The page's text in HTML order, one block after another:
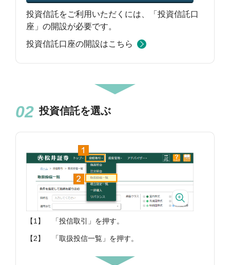
投資信託をご利用いただくには、「投資信託口
座」の開設が必要です。
投資信託口座の開設はこちら
投資信託を選ぶ
【1】 「投信取引」を押す。
【2】 「取扱投信一覧」を押す。